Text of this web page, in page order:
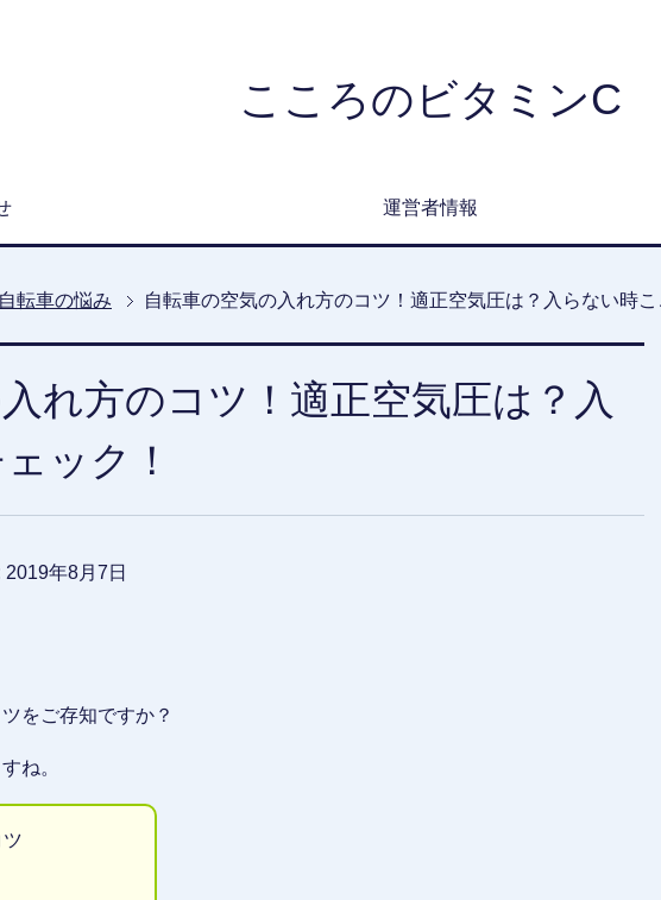
こころのビタミンC
運営者情報
自転車の悩み 自転車の空気の入れ方のコツ！適正空気圧は？入らない時こ
れ方のコツ！適正空気圧は？入
ック！
2019年8月7日
をご存知ですか？
ね。